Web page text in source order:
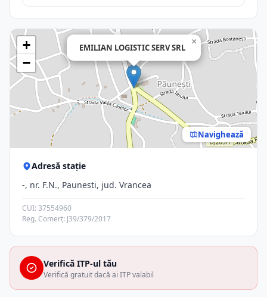
EMILIAN LOGISTIC SERV SRL
×
+
−
Navighează
Adresă stație
-, nr. F.N., Paunesti, jud. Vrancea
CUI: 37554960
Reg. Comerț: J39/379/2017
Verifică ITP-ul tău
Verifică gratuit dacă ai ITP valabil